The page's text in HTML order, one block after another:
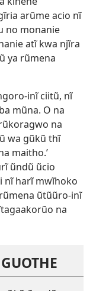
arũme acio nĩ
no monanie
atĩ kwa njĩra
ya rũmena
inĩ ciitũ, nĩ
mũna. O na
na
wa gũkũ thĩ
maitho.’
ũndũ ũcio
nĩ harĩ mwĩhoko
ũtũũro-inĩ
na